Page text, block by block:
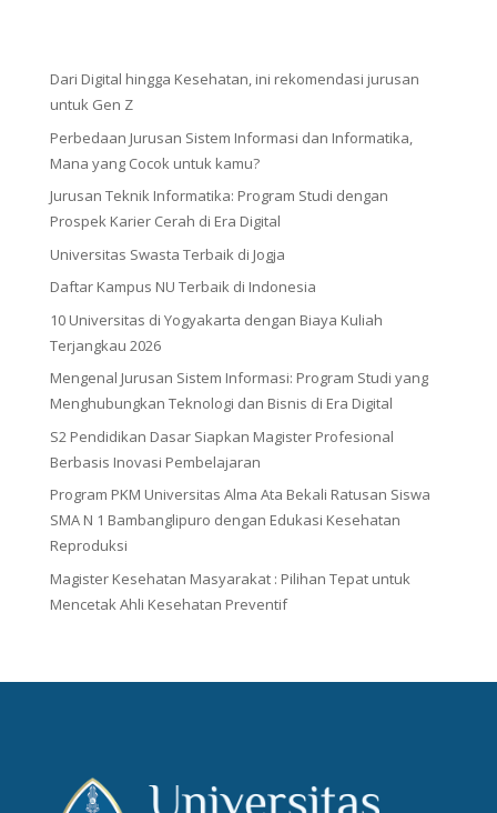
Dari Digital hingga Kesehatan, ini rekomendasi jurusan
untuk Gen Z
Perbedaan Jurusan Sistem Informasi dan Informatika,
Mana yang Cocok untuk kamu?
Jurusan Teknik Informatika: Program Studi dengan
Prospek Karier Cerah di Era Digital
Universitas Swasta Terbaik di Jogja
Daftar Kampus NU Terbaik di Indonesia
10 Universitas di Yogyakarta dengan Biaya Kuliah
Terjangkau 2026
Mengenal Jurusan Sistem Informasi: Program Studi yang
Menghubungkan Teknologi dan Bisnis di Era Digital
S2 Pendidikan Dasar Siapkan Magister Profesional
Berbasis Inovasi Pembelajaran
Program PKM Universitas Alma Ata Bekali Ratusan Siswa
SMA N 1 Bambanglipuro dengan Edukasi Kesehatan
Reproduksi
Magister Kesehatan Masyarakat : Pilihan Tepat untuk
Mencetak Ahli Kesehatan Preventif